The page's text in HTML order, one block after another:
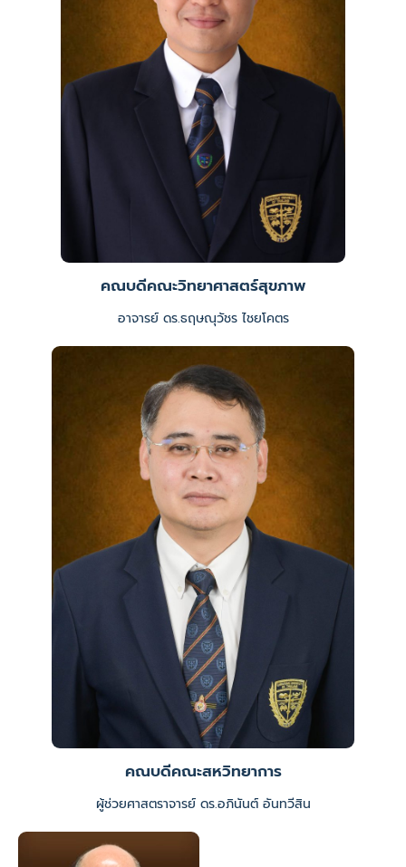
คณบดีคณะวิทยาศาสตร์สุขภาพ
อาจารย์ ดร.ธฤษณุวัชร ไชยโคตร
คณบดีคณะสหวิทยาการ
ผู้ช่วยศาสตราจารย์ ดร.อภินันต์ อันทวีสิน